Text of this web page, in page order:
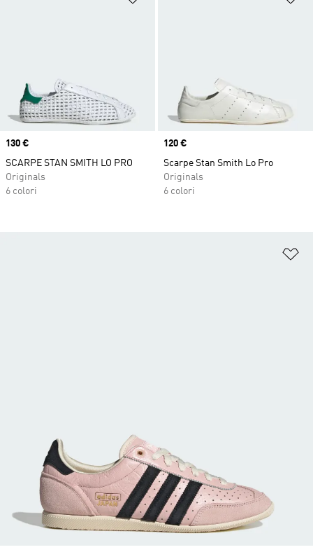
Price
130 €
SCARPE STAN SMITH LO PRO
Originals
6 colori
Price
120 €
Scarpe Stan Smith Lo Pro
Originals
6 colori